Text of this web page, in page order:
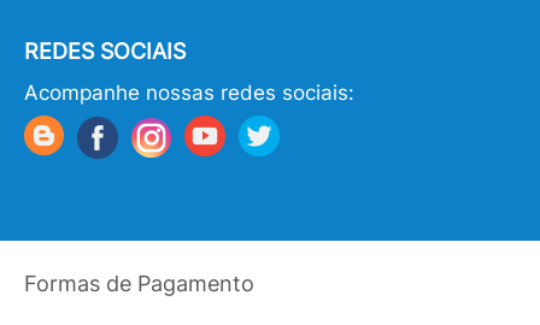
REDES SOCIAIS
Acompanhe nossas redes sociais:
Formas de Pagamento